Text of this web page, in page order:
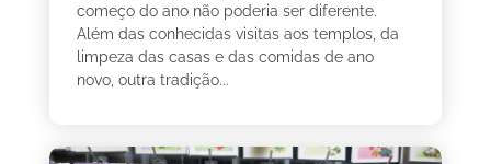
começo do ano não poderia ser diferente.
Além das conhecidas visitas aos templos, da
limpeza das casas e das comidas de ano
novo, outra tradição...